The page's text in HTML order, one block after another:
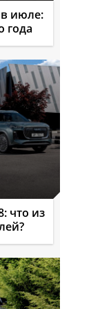
июле:
года
что из